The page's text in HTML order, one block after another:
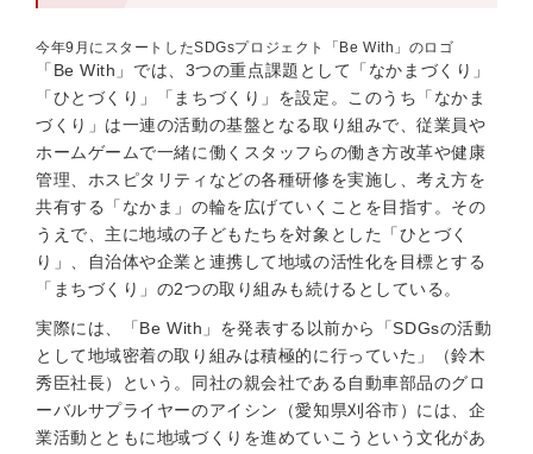
今年9月にスタートしたSDGsプロジェクト「Be With」のロゴ
「Be With」では、3つの重点課題として「なかまづくり」
「ひとづくり」「まちづくり」を設定。このうち「なかま
づくり」は一連の活動の基盤となる取り組みで、従業員や
ホームゲームで一緒に働くスタッフらの働き方改革や健康
管理、ホスピタリティなどの各種研修を実施し、考え方を
共有する「なかま」の輪を広げていくことを目指す。その
うえで、主に地域の子どもたちを対象とした「ひとづく
り」、自治体や企業と連携して地域の活性化を目標とする
「まちづくり」の2つの取り組みも続けるとしている。
実際には、「Be With」を発表する以前から「SDGsの活動
として地域密着の取り組みは積極的に行っていた」（鈴木
秀臣社長）という。同社の親会社である自動車部品のグロ
ーバルサプライヤーのアイシン（愛知県刈谷市）には、企
業活動とともに地域づくりを進めていこうという文化があ